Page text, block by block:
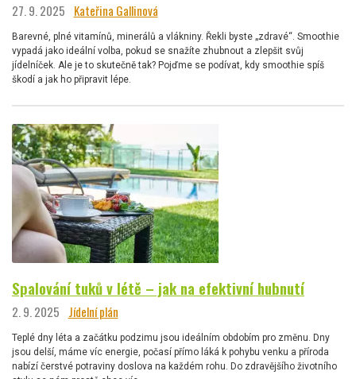
27. 9. 2025 Kateřina Gallinová
Barevné, plné vitamínů, minerálů a vlákniny. Řekli byste „zdravé“. Smoothie
vypadá jako ideální volba, pokud se snažíte zhubnout a zlepšit svůj
jídelníček. Ale je to skutečně tak? Pojďme se podívat, kdy smoothie spíš
škodí a jak ho připravit lépe.
Spalování tuků v létě – jak na efektivní hubnutí
2. 9. 2025 Jídelní plán
Teplé dny léta a začátku podzimu jsou ideálním obdobím pro změnu. Dny
jsou delší, máme víc energie, počasí přímo láká k pohybu venku a příroda
nabízí čerstvé potraviny doslova na každém rohu. Do zdravějšího životního